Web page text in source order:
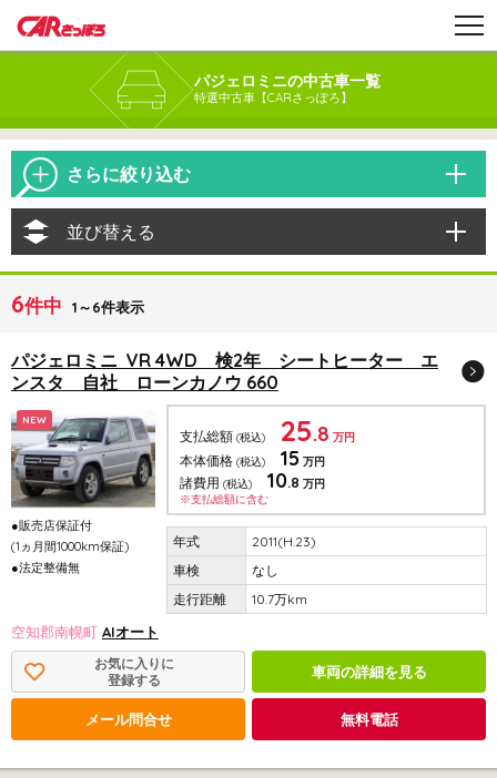
パジェロミニの中古車一覧
特選中古車【CARさっぽろ】
さらに絞り込む
並び替える
6件中 1～6件表示
パジェロミニ VR 4WD 検2年 シートヒーター エ
ンスタ 自社 ローンカノウ 660
NEW
●販売店保証付
(1ヵ月間1000km保証)
●法定整備無
支払総額 (税込) 25.8 万円
本体価格 (税込) 15 万円
諸費用 (税込) 10.8 万円
※支払総額に含む
2011(H.23)
なし
10.7万km
空知郡南幌町 AIオート
お気に入りに
登録する
車両の詳細を見る
メール問合せ 無料電話